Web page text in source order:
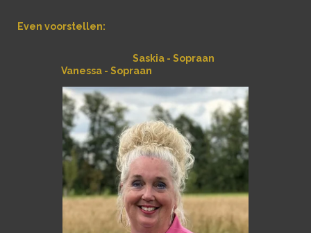
Even voorstellen:
Saskia - Sopraan
Vanessa - Sopraan